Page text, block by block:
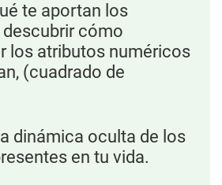
te aportan los
cómo
los atributos numéricos
(cuadrado de
dinámica oculta de los
en tu vida.